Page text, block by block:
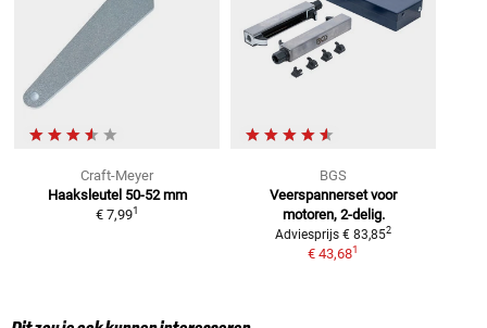
Craft-Meyer
Haaksleutel 50-52 mm
€ 7,991
BGS
Veerspannerset voor
motoren, 2-delig.
Adviesprijs € 83,852
€ 43,681